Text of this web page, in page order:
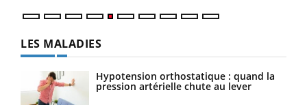
LES MALADIES
Hypotension orthostatique : quand la
pression artérielle chute au lever